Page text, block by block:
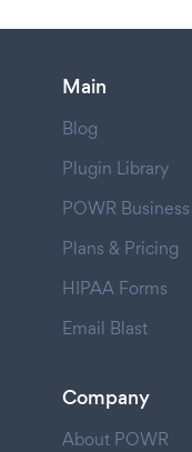
Main
Blog
Plugin Library
POWR Business
Plans & Pricing
HIPAA Forms
Email Blast
Company
About POWR